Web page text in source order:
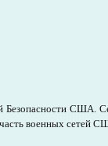
Безопасности США.
часть военных сетей